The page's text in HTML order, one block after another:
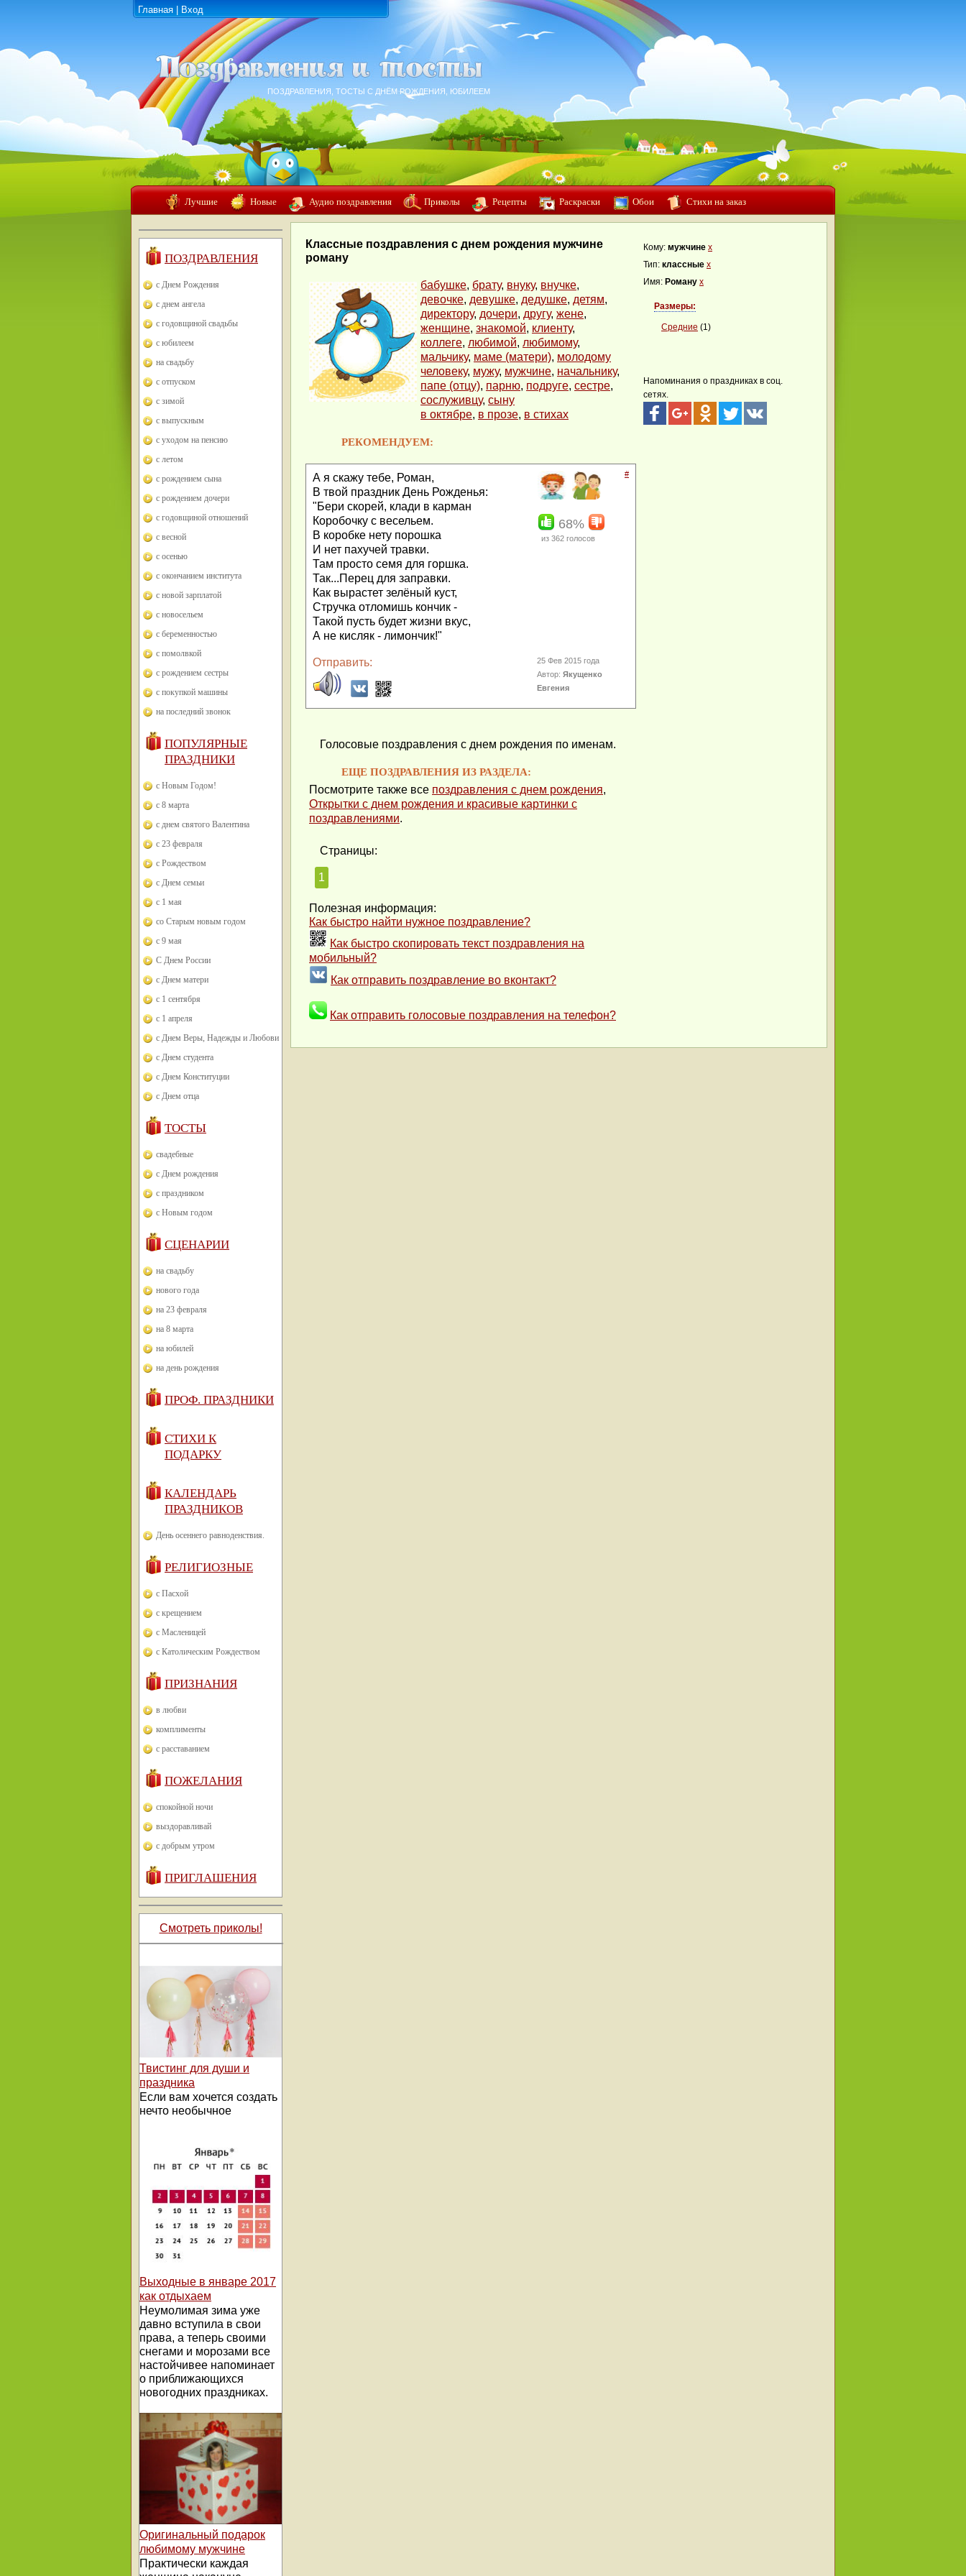
Главная Вход
ПОЗДРАВЛЕНИЯ, ТОСТЫ С ДНЁМ РОЖДЕНИЯ, ЮБИЛЕЕМ
Лучшие Новые Аудио поздравления Приколы Рецепты Раскраски Обои Стихи на заказ
ПОЗДРАВЛЕНИЯ
с Днем Рождения
с днем ангела
с годовщиной свадьбы
с юбилеем
на свадьбу
с отпуском
с зимой
с выпускным
с уходом на пенсию
с летом
с рождением сына
с рождением дочери
с годовщиной отношений
с весной
с осенью
с окончанием института
с новой зарплатой
с новосельем
с беременностью
с помолвкой
с рождением сестры
с покупкой машины
на последний звонок
ПОПУЛЯРНЫЕ
ПРАЗДНИКИ
с Новым Годом!
с 8 марта
с днем святого Валентина
с 23 февраля
с Рождеством
с Днем семьи
с 1 мая
со Старым новым годом
с 9 мая
С Днем России
с Днем матери
с 1 сентября
с 1 апреля
с Днем Веры, Надежды и Любови
с Днем студента
с Днем Конституции
с Днем отца
ТОСТЫ
свадебные
с Днем рождения
с праздником
с Новым годом
СЦЕНАРИИ
на свадьбу
нового года
на 23 февраля
на 8 марта
на юбилей
на день рождения
ПРОФ. ПРАЗДНИКИ
СТИХИ К
ПОДАРКУ
КАЛЕНДАРЬ
ПРАЗДНИКОВ
День осеннего равноденствия.
РЕЛИГИОЗНЫЕ
с Пасхой
с крещением
с Масленицей
с Католическим Рождеством
ПРИЗНАНИЯ
в любви
комплименты
с расставанием
ПОЖЕЛАНИЯ
спокойной ночи
выздоравливай
с добрым утром
ПРИГЛАШЕНИЯ
Смотреть приколы!
Твистинг для души и
праздника
Если вам хочется создать
нечто необычное
Выходные в январе 2017
как отдыхаем
Неумолимая зима уже
давно вступила в свои
права, а теперь своими
снегами и морозами все
настойчивее напоминает
о приближающихся
новогодних праздниках.
Оригинальный подарок
любимому мужчине
Практически каждая
Классные поздравления с днем рождения мужчине
роману
бабушке, брату, внуку, внучке,
девочке, девушке, дедушке, детям,
директору, дочери, другу, жене,
женщине, знакомой, клиенту,
коллеге, любимой, любимому,
мальчику, маме (матери), молодому
человеку, мужу, мужчине, начальнику,
папе (отцу), парню, подруге, сестре,
сослуживцу, сыну
в октябре, в прозе, в стихах
РЕКОМЕНДУЕМ:
А я скажу тебе, Роман,
В твой праздник День Рожденья:
"Бери скорей, клади в карман
Коробочку с весельем.
В коробке нету порошка
И нет пахучей травки.
Там просто семя для горшка.
Так...Перец для заправки.
Как вырастет зелёный куст,
Стручка отломишь кончик -
Такой пусть будет жизни вкус,
А не кисляк - лимончик!"
#
68%
из 362 голосов
Отправить:
25 Фев 2015 года
Автор:Якущенко
Евгения
Голосовые поздравления с днем рождения по именам.
ЕЩЕ ПОЗДРАВЛЕНИЯ ИЗ РАЗДЕЛА:
Посмотрите также все поздравления с днем рождения,
Открытки с днем рождения и красивые картинки с
поздравлениями.
Страницы:
1
Полезная информация:
Как быстро найти нужное поздравление?
Как быстро скопировать текст поздравления на
мобильный?
Как отправить поздравление во вконтакт?
Как отправить голосовые поздравления на телефон?
Кому: мужчине x
Тип: классные x
Имя: Роману x
Размеры:
Средние (1)
Напоминания о праздниках в соц.
сетях.